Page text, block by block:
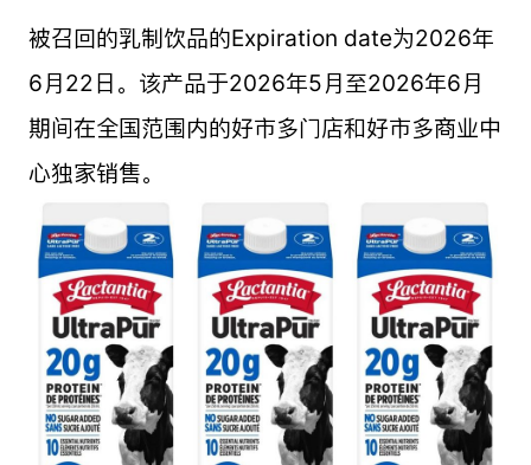
被召回的乳制饮品的Expiration date为2026年
6月22日。该产品于2026年5月至2026年6月
期间在全国范围内的好市多门店和好市多商业中
心独家销售。